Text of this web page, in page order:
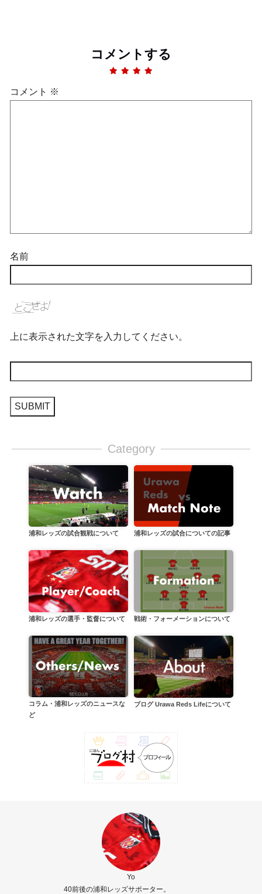
コメントする
コメント ※
名前
上に表示された文字を入力してください。
Category
浦和レッズの試合観戦について 浦和レッズの試合についての記事
浦和レッズの選手・監督について 戦術・フォーメーションについて
コラム・浦和レッズのニュースな
ど
ブログ Urawa Reds Lifeについて
Yo
40前後の浦和レッズサポーター。